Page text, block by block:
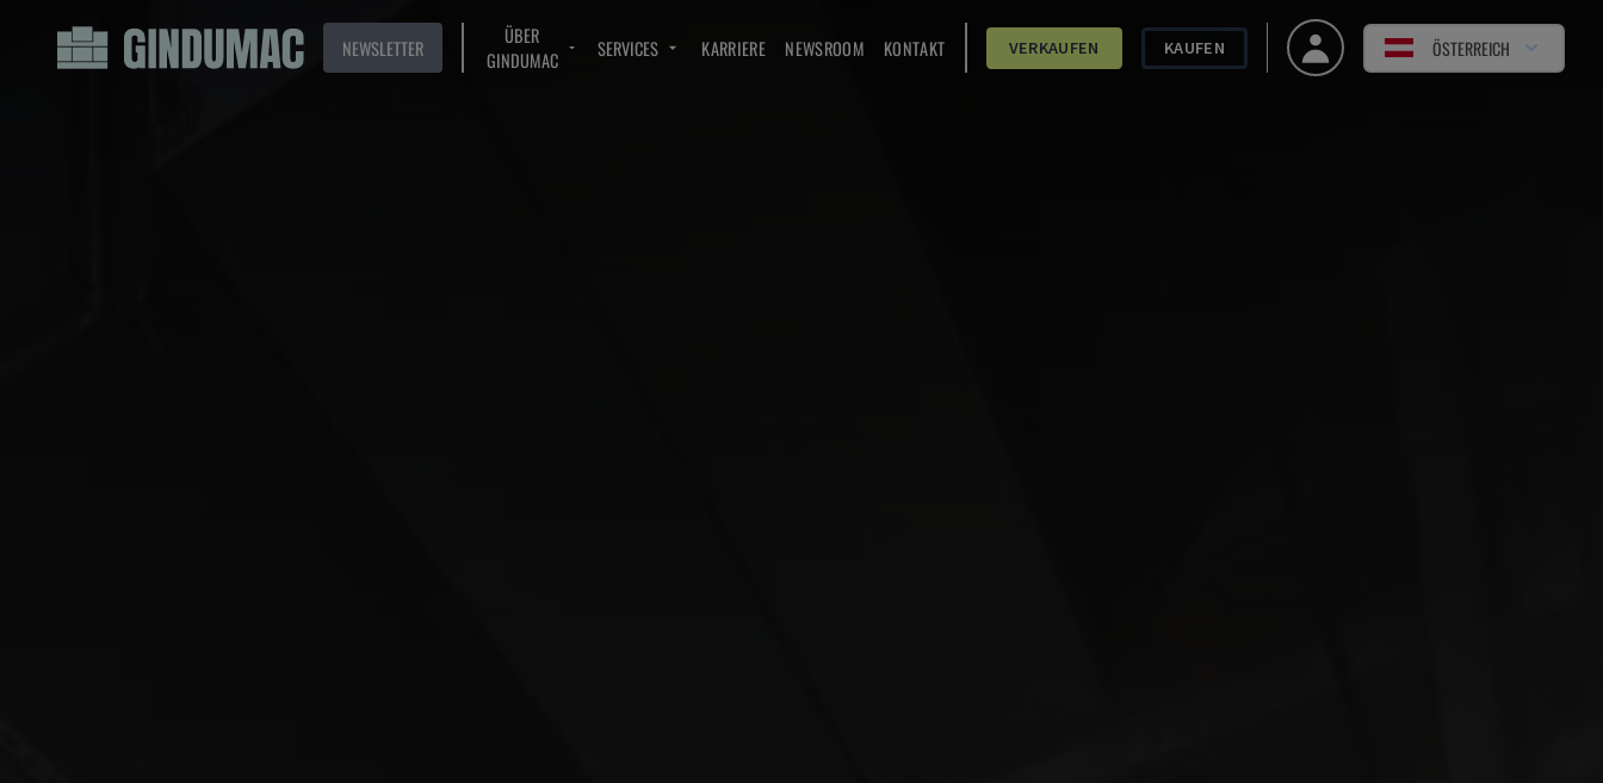
NEWSLETTER
ÜBER
GINDUMAC
SERVICES KARRIERE NEWSROOM KONTAKT VERKAUFEN KAUFEN ÖSTERREICH